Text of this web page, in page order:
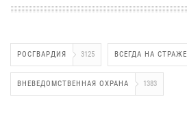
РОСГВАРДИЯ 3125 ВСЕГДА НА СТРАЖЕ
ВНЕВЕДОМСТВЕННАЯ ОХРАНА 1383